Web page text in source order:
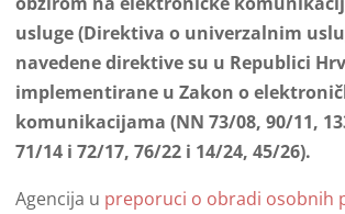
usluge (Direktiva o univerzalnim
navedene direktive su u Republici
implementirane u Zakon o
komunikacijama (NN 73/08, 90/11,
71/14 i 72/17, 76/22 i 14/24, 45/26).
Agencija u preporuci o obradi osobnih